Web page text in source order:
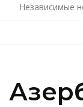
Независимые